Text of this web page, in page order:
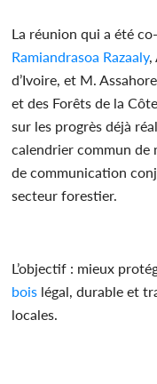
La réunion qui a été
Ramiandrasoa Razaaly,
d’Ivoire, et M.
et des Forêts de la
sur les progrès déjà
calendrier commun de
de communication
secteur forestier.
L’objectif : mieux
bois légal, durable et
locales.